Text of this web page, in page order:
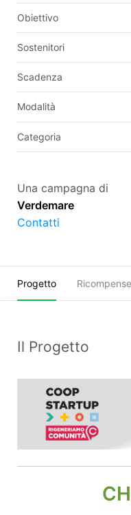
Obiettivo
Sostenitori
Scadenza
Modalità
Categoria
Una campagna di
Verdemare
Contatti
Progetto Ricompense
Il Progetto